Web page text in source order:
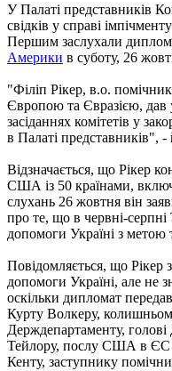
У Палаті представників
свідків у справі
Першим заслухали
Америки в суботу, 26
"Філіп Рікер, в.о.
Європою та Євразією, дав
засіданнях комітетів у
в Палаті представників", -
Відзначається, що Рікер
США із 50 країнами,
слухань 26 жовтня він
про те, що в червні-
допомоги Україні з
Повідомляється, що Рікер
допомоги Україні, але не
оскільки дипломат
Курту Волкеру,
Держдепартаменту,
Тейлору, послу США в ЄС
Кенту, заступнику